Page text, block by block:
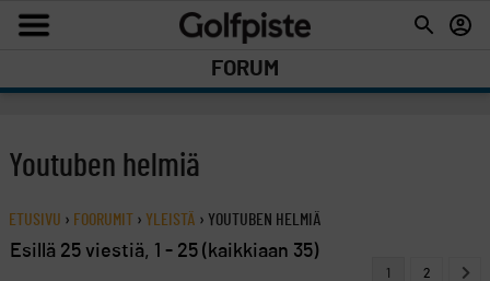
FORUM
Youtuben helmiä
ETUSIVU › FOORUMIT › YLEISTÄ › YOUTUBEN HELMIÄ
Esillä 25 viestiä, 1 - 25 (kaikkiaan 35)
1 2